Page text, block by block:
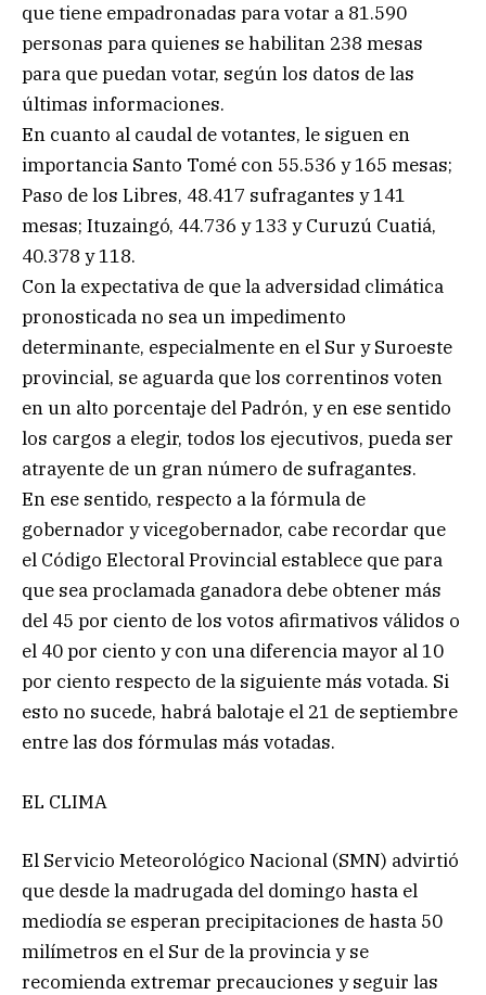
que tiene empadronadas para votar a 81.590
personas para quienes se habilitan 238 mesas
para que puedan votar, según los datos de las
últimas informaciones.
En cuanto al caudal de votantes, le siguen en
importancia Santo Tomé con 55.536 y 165 mesas;
Paso de los Libres, 48.417 sufragantes y 141
mesas; Ituzaingó, 44.736 y 133 y Curuzú Cuatiá,
40.378 y 118.
Con la expectativa de que la adversidad climática
pronosticada no sea un impedimento
determinante, especialmente en el Sur y Suroeste
provincial, se aguarda que los correntinos voten
en un alto porcentaje del Padrón, y en ese sentido
los cargos a elegir, todos los ejecutivos, pueda ser
atrayente de un gran número de sufragantes.
En ese sentido, respecto a la fórmula de
gobernador y vicegobernador, cabe recordar que
el Código Electoral Provincial establece que para
que sea proclamada ganadora debe obtener más
del 45 por ciento de los votos afirmativos válidos o
el 40 por ciento y con una diferencia mayor al 10
por ciento respecto de la siguiente más votada. Si
esto no sucede, habrá balotaje el 21 de septiembre
entre las dos fórmulas más votadas.
EL CLIMA
El Servicio Meteorológico Nacional (SMN) advirtió
que desde la madrugada del domingo hasta el
mediodía se esperan precipitaciones de hasta 50
milímetros en el Sur de la provincia y se
recomienda extremar precauciones y seguir las